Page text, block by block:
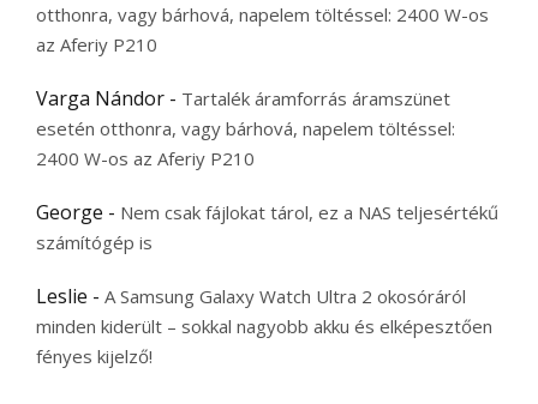
otthonra, vagy bárhová, napelem töltéssel: 2400 W-os
az Aferiy P210
Varga Nándor - Tartalék áramforrás áramszünet
esetén otthonra, vagy bárhová, napelem töltéssel:
2400 W-os az Aferiy P210
George - Nem csak fájlokat tárol, ez a NAS teljesértékű
számítógép is
Leslie - A Samsung Galaxy Watch Ultra 2 okosóráról
minden kiderült – sokkal nagyobb akku és elképesztően
fényes kijelző!